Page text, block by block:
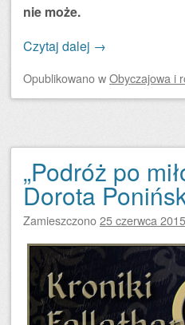
nie może.
Czytaj dalej →
OpublikowanowObyczajowa i
„Podróż po
Dorota
Zamieszczono25 czerwca 2015